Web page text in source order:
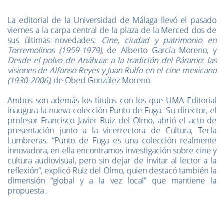
La editorial de la Universidad de Málaga llevó el pasado
viernes a la carpa central de la plaza de la Merced dos de
sus últimas novedades: Cine, ciudad y patrimonio en
Torremolinos (1959-1979), de Alberto García Moreno, y
Desde el polvo de Anáhuac a la tradición del Páramo: las
visiones de Alfonso Reyes y Juan Rulfo en el cine mexicano
(1930-2006), de Obed González Moreno.
Ambos son además los títulos con los que UMA Editorial
inaugura la nueva colección Punto de Fuga. Su director, el
profesor Francisco Javier Ruiz del Olmo, abrió el acto de
presentación junto a la vicerrectora de Cultura, Tecla
Lumbreras. “Punto de Fuga es una colección realmente
innovadora, en ella encontramos investigación sobre cine y
cultura audiovisual, pero sin dejar de invitar al lector a la
reflexión”, explicó Ruiz del Olmo, quien destacó también la
dimensión “global y a la vez local” que mantiene la
propuesta .